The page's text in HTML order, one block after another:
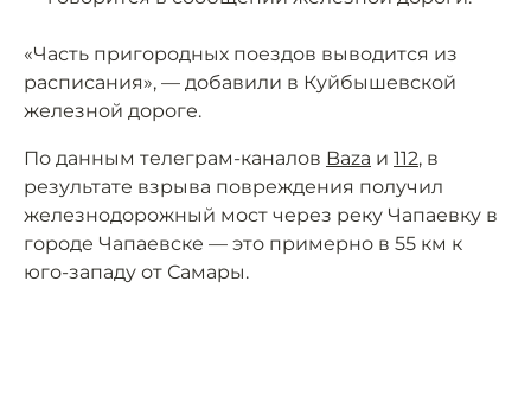
«Часть пригородных поездов выводится из
расписания», — добавили в Куйбышевской
железной дороге.
По данным телеграм-каналов Baza и 112, в
результате взрыва повреждения получил
железнодорожный мост через реку Чапаевку в
городе Чапаевске — это примерно в 55 км к
юго-западу от Самары.